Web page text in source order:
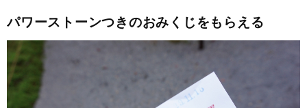
パワーストーンつきのおみくじをもらえる